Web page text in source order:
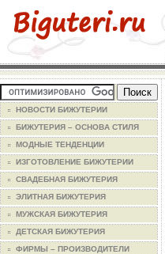
НОВОСТИ БИЖУТЕРИИ
БИЖУТЕРИЯ – ОСНОВА СТИЛЯ
МОДНЫЕ ТЕНДЕНЦИИ
ИЗГОТОВЛЕНИЕ БИЖУТЕРИИ
СВАДЕБНАЯ БИЖУТЕРИЯ
ЭЛИТНАЯ БИЖУТЕРИЯ
МУЖСКАЯ БИЖУТЕРИЯ
ДЕТСКАЯ БИЖУТЕРИЯ
ФИРМЫ – ПРОИЗВОДИТЕЛИ